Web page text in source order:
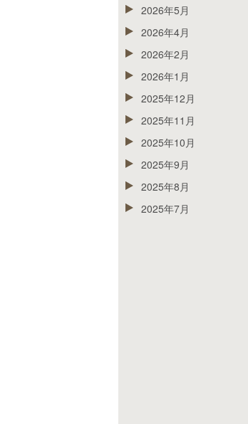
2026年5月
2026年4月
2026年2月
2026年1月
2025年12月
2025年11月
2025年10月
2025年9月
2025年8月
2025年7月